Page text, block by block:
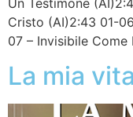
Cristo (AI)2:43 01-
07 – Invisibile
La mia